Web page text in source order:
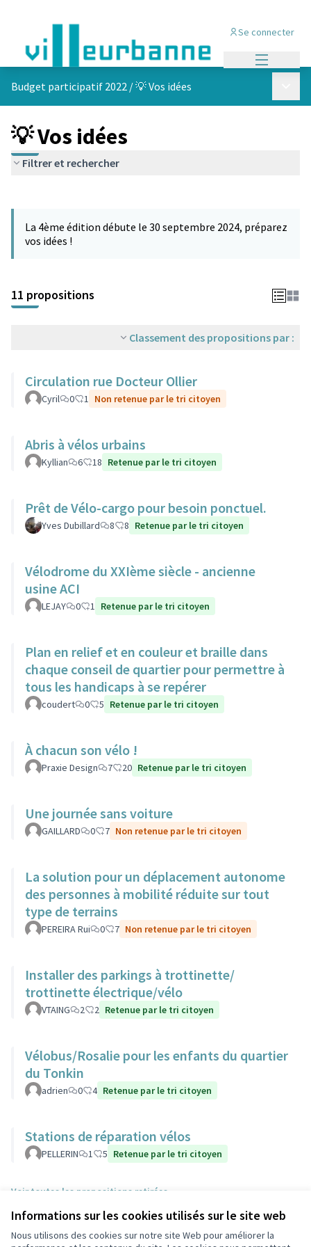
Informations sur les cookies utilisés sur le site web
Nous utilisons des cookies sur notre site Web pour améliorer la
Se connecter
Budget participatif 2022 /💡 Vos idées
💡 Vos idées
Filtrer et rechercher
−
La 4ème édition débute le 30 septembre 2024, préparez
vos idées !
11 propositions
Classement des propositions par :
Circulation rue Docteur Ollier
Cyril 0 1 Non retenue par le tri citoyen
Abris à vélos urbains
Kyllian 6 18 Retenue par le tri citoyen
Prêt de Vélo-cargo pour besoin ponctuel.
Yves Dubillard 8 8 Retenue par le tri citoyen
Vélodrome du XXIème siècle - ancienne
usine ACI
LEJAY 0 1 Retenue par le tri citoyen
Plan en relief et en couleur et braille dans
chaque conseil de quartier pour permettre à
tous les handicaps à se repérer
coudert 0 5 Retenue par le tri citoyen
À chacun son vélo !
Praxie Design 7 20 Retenue par le tri citoyen
Une journée sans voiture
GAILLARD 0 7 Non retenue par le tri citoyen
La solution pour un déplacement autonome
des personnes à mobilité réduite sur tout
type de terrains
PEREIRA Rui 0 7 Non retenue par le tri citoyen
Installer des parkings à trottinette/
trottinette électrique/vélo
VTAING 2 2 Retenue par le tri citoyen
Vélobus/Rosalie pour les enfants du quartier
du Tonkin
adrien 0 4 Retenue par le tri citoyen
Stations de réparation vélos
PELLERIN 1 5 Retenue par le tri citoyen
Voir toutes les propositions retirées
Conditions d'utilisation